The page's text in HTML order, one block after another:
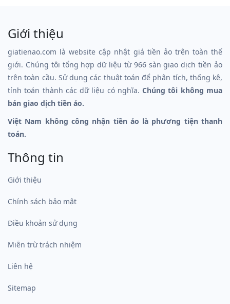
Giới thiệu
giatienao.com là website cập nhật giá tiền ảo trên toàn thế
giới. Chúng tôi tổng hợp dữ liệu từ 966 sàn giao dịch tiền ảo
trên toàn cầu. Sử dụng các thuật toán để phân tích, thống kê,
tính toán thành các dữ liệu có nghĩa.Chúng tôi không mua
bán giao dịch tiền ảo.
Việt Nam không công nhận tiền ảo là phương tiện thanh
toán.
Thông tin
Giới thiệu
Chính sách bảo mật
Điều khoản sử dụng
Miễn trừ trách nhiệm
Liên hệ
Sitemap